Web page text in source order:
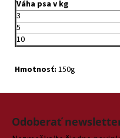
Váha psa v kg
3
5
10
Hmotnosť: 150g
Z
Odoberať